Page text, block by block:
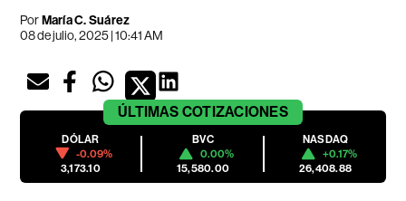
PorMaría C. Suárez
08 de julio, 2025 | 10:41 AM
ÚLTIMAS COTIZACIONES
DÓLAR
-0.09%
3,173.10
BVC
0.00%
15,580.00
NASDAQ
+0.17%
26,408.88